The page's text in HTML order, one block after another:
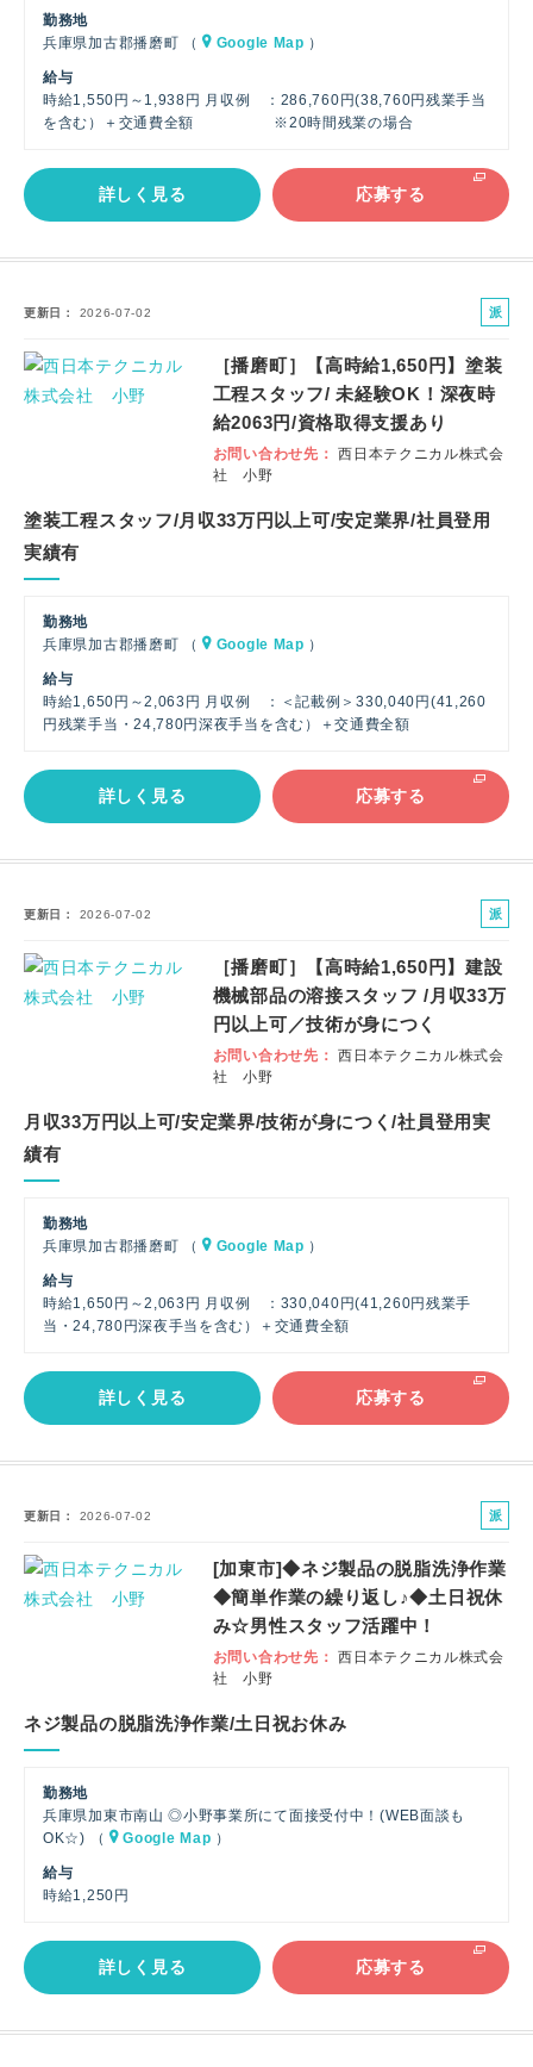
勤務地
兵庫県加古郡播磨町 （
Google Map ）
給与
時給1,550円～1,938円 月収例 ：286,760円(38,760円残業手当
を含む）＋交通費全額 ※20時間残業の場合
詳しく見る 応募する
更新日 2026-07-02
派
社
員
［播磨町］【高時給1,650円】塗装
工程スタッフ/ 未経験OK！深夜時
給2063円/資格取得支援あり
お問い合わせ先
西日本テクニカル株式会
社 小野
塗装工程スタッフ/月収33万円以上可/安定業界/社員登用
実績有
勤務地
兵庫県加古郡播磨町 （
Google Map ）
給与
時給1,650円～2,063円 月収例 ：＜記載例＞330,040円(41,260
円残業手当・24,780円深夜手当を含む）＋交通費全額
詳しく見る 応募する
更新日 2026-07-02
派
社
員
［播磨町］【高時給1,650円】建設
機械部品の溶接スタッフ /月収33万
円以上可／技術が身につく
お問い合わせ先
西日本テクニカル株式会
社 小野
月収33万円以上可/安定業界/技術が身につく/社員登用実
績有
勤務地
兵庫県加古郡播磨町 （
Google Map ）
給与
時給1,650円～2,063円 月収例 ：330,040円(41,260円残業手
当・24,780円深夜手当を含む）＋交通費全額
詳しく見る 応募する
更新日 2026-07-02
派
社
員
[加東市]◆ネジ製品の脱脂洗浄作業
◆簡単作業の繰り返し♪◆土日祝休
み☆男性スタッフ活躍中！
お問い合わせ先
西日本テクニカル株式会
社 小野
ネジ製品の脱脂洗浄作業/土日祝お休み
勤務地
兵庫県加東市南山 ◎小野事業所にて面接受付中！(WEB面談も
OK☆) （
Google Map ）
給与
時給1,250円
詳しく見る 応募する